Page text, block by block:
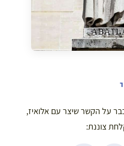
על הקשר שיצר עם אלואיז,
צוננת: